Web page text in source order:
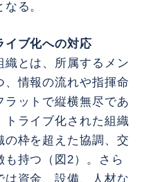
る。
ブ化への対応
織とは、所属するメン
情報の流れや指揮命
ットで縦横無尽であ
トライブ化された組織
枠を超えた協調、交
持つ（図2）。さら
資金、設備、人材な